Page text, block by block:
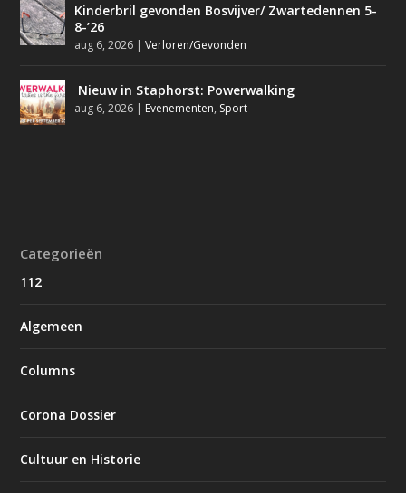
Kinderbril gevonden Bosvijver/ Zwartedennen 5-
8-’26
aug 6, 2026 |Verloren/Gevonden
Nieuw in Staphorst: Powerwalking
aug 6, 2026 | Evenementen, Sport
Categorieën
112
Algemeen
Columns
Corona Dossier
Cultuur en Historie